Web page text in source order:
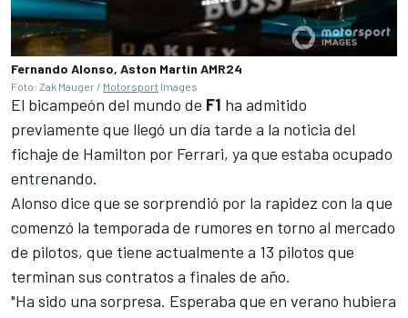
Fernando Alonso, Aston Martin AMR24
Foto: Zak Mauger / Motorsport Images
El bicampeón del mundo de F1 ha admitido
previamente que llegó un día tarde a la noticia del
fichaje de Hamilton por Ferrari, ya que estaba ocupado
entrenando.
Alonso dice que se sorprendió por la rapidez con la que
comenzó la temporada de rumores en torno al mercado
de pilotos, que tiene actualmente a 13 pilotos que
terminan sus contratos a finales de año.
"Ha sido una sorpresa. Esperaba que en verano hubiera